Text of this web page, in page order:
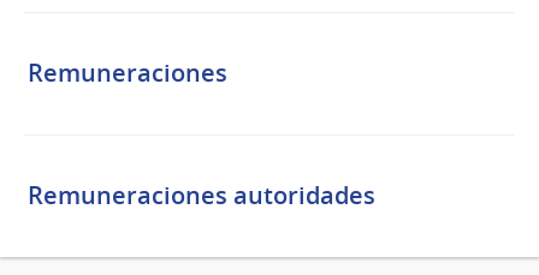
Remuneraciones
Remuneraciones autoridades